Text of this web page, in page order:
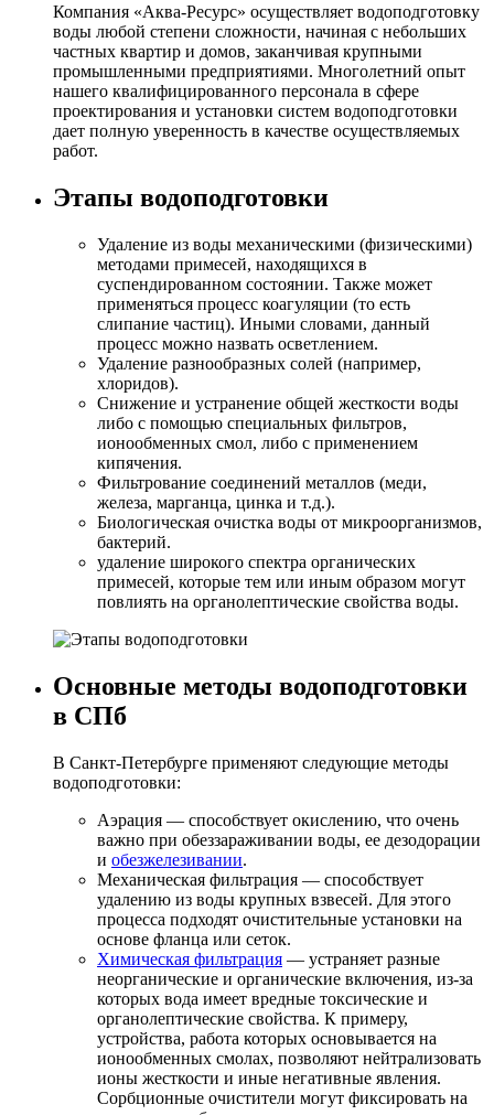
Компания «Аква-Ресурс» осуществляет водоподготовку
воды любой степени сложности, начиная с небольших
частных квартир и домов, заканчивая крупными
промышленными предприятиями. Многолетний опыт
нашего квалифицированного персонала в сфере
проектирования и установки систем водоподготовки
дает полную уверенность в качестве осуществляемых
работ.
Этапы водоподготовки
Удаление из воды механическими (физическими)
методами примесей, находящихся в
суспендированном состоянии. Также может
применяться процесс коагуляции (то есть
слипание частиц). Иными словами, данный
процесс можно назвать осветлением.
Удаление разнообразных солей (например,
хлоридов).
Снижение и устранение общей жесткости воды
либо с помощью специальных фильтров,
ионообменных смол, либо с применением
кипячения.
Фильтрование соединений металлов (меди,
железа, марганца, цинка и т.д.).
Биологическая очистка воды от микроорганизмов,
бактерий.
удаление широкого спектра органических
примесей, которые тем или иным образом могут
повлиять на органолептические свойства воды.
Основные методы водоподготовки
в СПб
В Санкт-Петербурге применяют следующие методы
водоподготовки:
Аэрация — способствует окислению, что очень
важно при обеззараживании воды, ее дезодорации
и обезжелезивании.
Механическая фильтрация — способствует
удалению из воды крупных взвесей. Для этого
процесса подходят очистительные установки на
основе фланца или сеток.
Химическая фильтрация — устраняет разные
неорганические и органические включения, из-за
которых вода имеет вредные токсические и
органолептические свойства. К примеру,
устройства, работа которых основывается на
ионообменных смолах, позволяют нейтрализовать
ионы жесткости и иные негативные явления.
Сорбционные очистители могут фиксировать на